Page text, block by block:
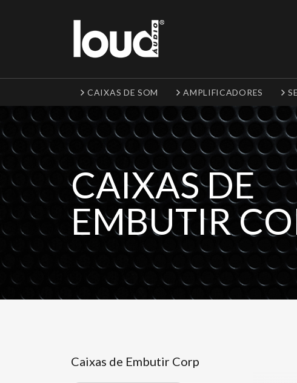
CAIXAS DE SOM AMPLIFICADORES
CAIXAS DE
EMBUTIR
Caixas de Embutir Corp